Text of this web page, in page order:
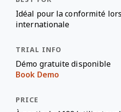
Idéal pour la conformité
internationale
Démo gratuite disponible
Book Demo